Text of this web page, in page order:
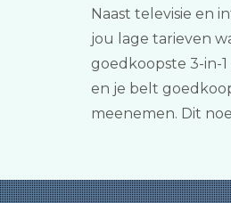
Naast televisie en
jou lage tarieven
goedkoopste 3-in-
en je belt
meenemen. Dit